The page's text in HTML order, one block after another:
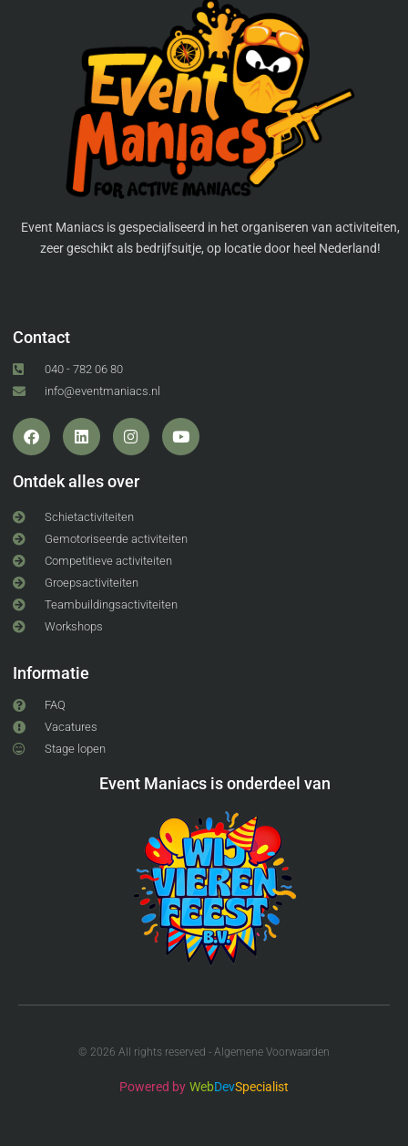
Event Maniacs is gespecialiseerd in het organiseren van activiteiten,
zeer geschikt als bedrijfsuitje, op locatie door heel Nederland!
Contact
040 - 782 06 80
info@eventmaniacs.nl
Ontdek alles over
Schietactiviteiten
Gemotoriseerde activiteiten
Competitieve activiteiten
Groepsactiviteiten
Teambuildingsactiviteiten
Workshops
Informatie
FAQ
Vacatures
Stage lopen
Event Maniacs is onderdeel van
© 2026 All rights reserved - Algemene Voorwaarden
Powered by WebDevSpecialist